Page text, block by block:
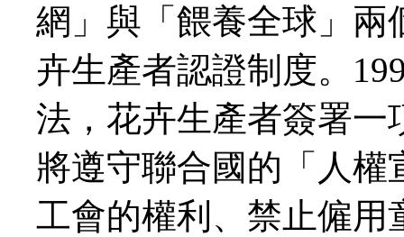
網」與「餵養全球」兩
卉生產者認證制度。
法，花卉生產者簽署一
將遵守聯合國的「人
工會的權利、禁止僱用